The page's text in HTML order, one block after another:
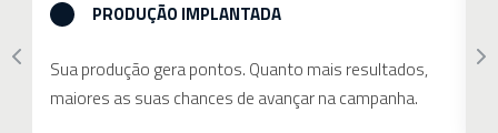
PRODUÇÃO IMPLANTADA
Sua produção gera pontos. Quanto mais resultados,
maiores as suas chances de avançar na campanha.